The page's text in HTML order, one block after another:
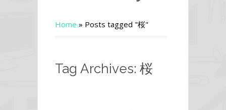
Home » Posts tagged "桜"
Tag Archives: 桜